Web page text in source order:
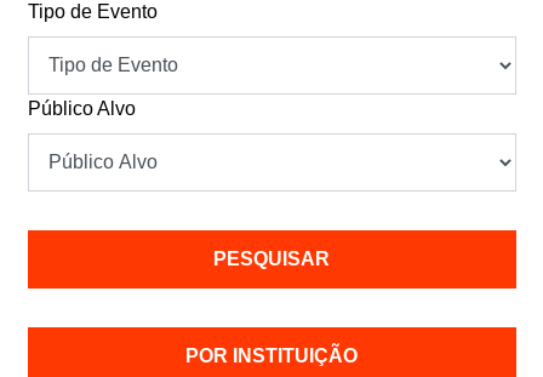
Tipo de Evento
Público Alvo
POR INSTITUIÇÃO